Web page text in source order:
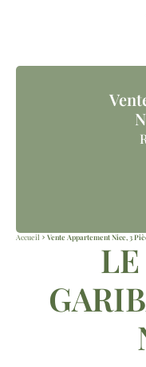
Accueil Vente Appartement Nice, 3